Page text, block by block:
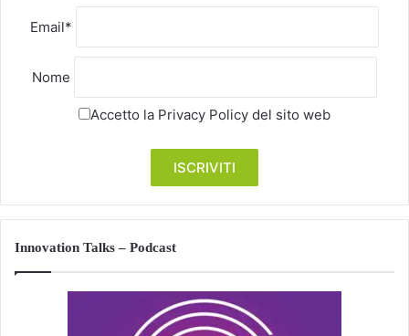
Email*
Nome
Accetto la Privacy Policy del sito web
Innovation Talks – Podcast